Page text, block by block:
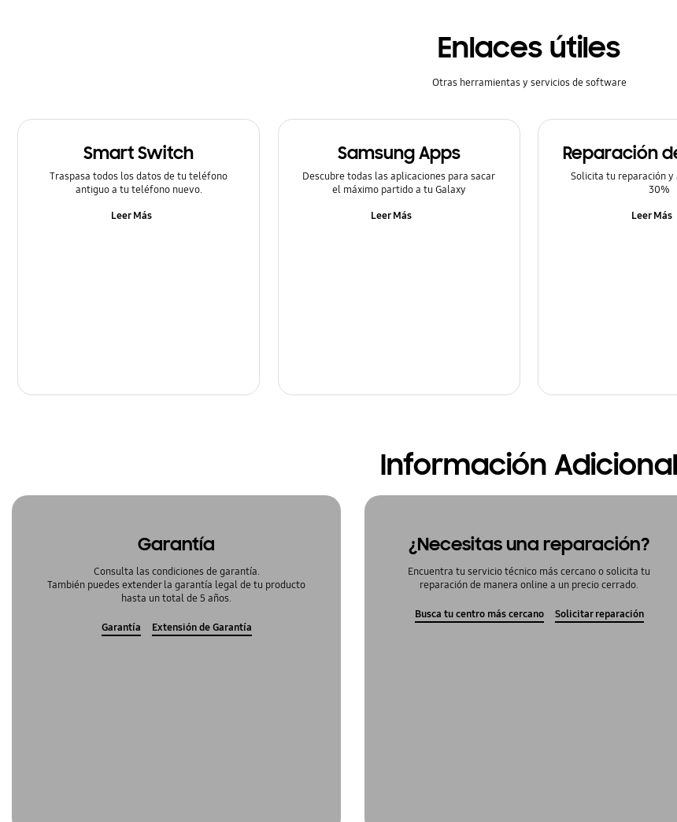
Multimedia
Redes & Wifi
Enlaces útiles
Otras herramientas y servicios de software
Smart Switch
Traspasa todos los datos de tu teléfono
antiguo a tu teléfono nuevo.
Leer Más
Samsung Apps
Descubre todas las aplicaciones para sacar
el máximo partido a tu Galaxy
Leer Más
Reparación
Solicita tu reparación y
30%
Leer Más
Información Adicional
Garantía
Consulta las condiciones de garantía.
También puedes extender la garantía legal de tu producto
hasta un total de 5 años.
Garantía Extensión de Garantía
¿Necesitas una reparación?
Encuentra tu servicio técnico más cercano o solicita tu
reparación de manera online a un precio cerrado.
Busca tu centro más cercano Solicitar reparación